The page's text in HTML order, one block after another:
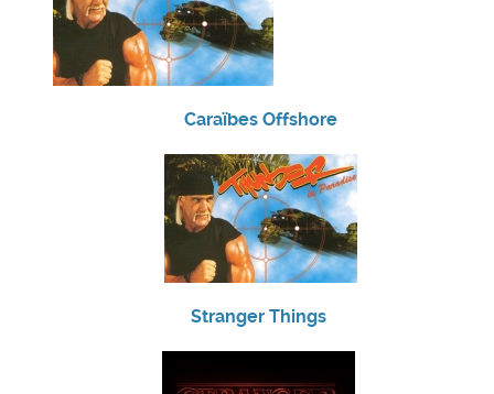
Caraïbes Offshore
Stranger Things